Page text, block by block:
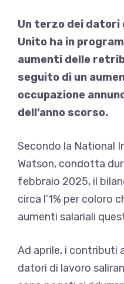
Un terzo dei datori
Unito ha in
aumenti delle
seguito di un
occupazione
dell’anno scorso.
Secondo la National
Watson, condotta
febbraio 2025, il
circa l’1% per coloro
aumenti salariali
Ad aprile, i contributi
datori di lavoro